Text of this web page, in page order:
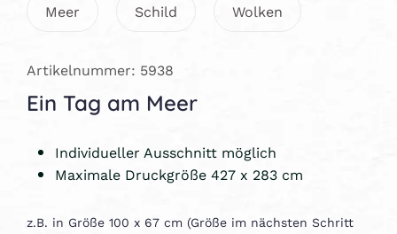
Meer Schild Wolken
Artikelnummer: 5938
Ein Tag am Meer
Individueller Ausschnitt möglich
Maximale Druckgröße 427 x 283 cm
z.B. in Größe 100 x 67 cm (Größe im nächsten Schritt